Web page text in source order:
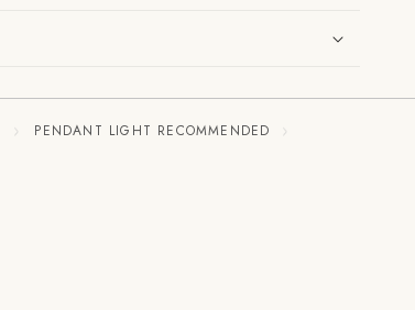
PENDANT LIGHT RECOMMENDED